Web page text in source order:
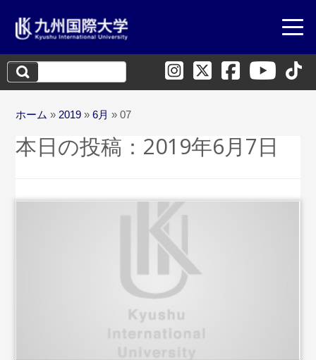
検
索:
ホーム » 2019 » 6月 » 07
本日の投稿： 2019年6月7日
...続きを読む